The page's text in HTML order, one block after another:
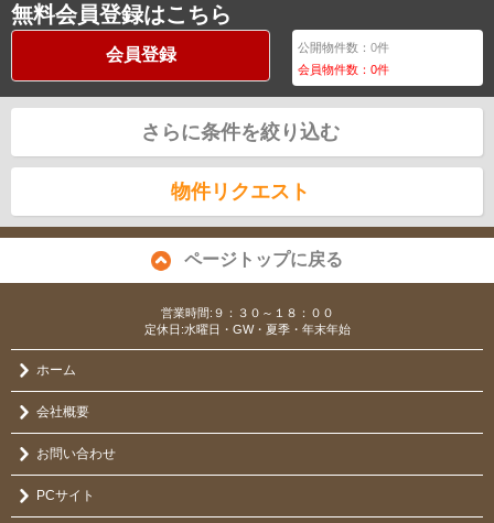
無料会員登録はこちら
会員登録 公開物件数：0件
会員物件数：0件
さらに条件を絞り込む
物件リクエスト
ページトップに戻る
営業時間:９：３０～１８：００
定休日:水曜日・GW・夏季・年末年始
ホーム
会社概要
お問い合わせ
PCサイト